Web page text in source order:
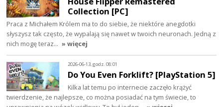
Collection [PC]
Praca z Michałem Królem ma to do siebie, że niektóre anegdotki
słyszysz tak często, że wypalają się nawet w twoich neuronach. Jedną z
nich mogę teraz… » więcej
2026-06-13, godz. 08:01
Do You Even Forklift? [PlayStation 5]
Kilka lat temu po internecie zaczęło krążyć
twierdzenie, że najlepsze, co można posiadać na tym świecie, to